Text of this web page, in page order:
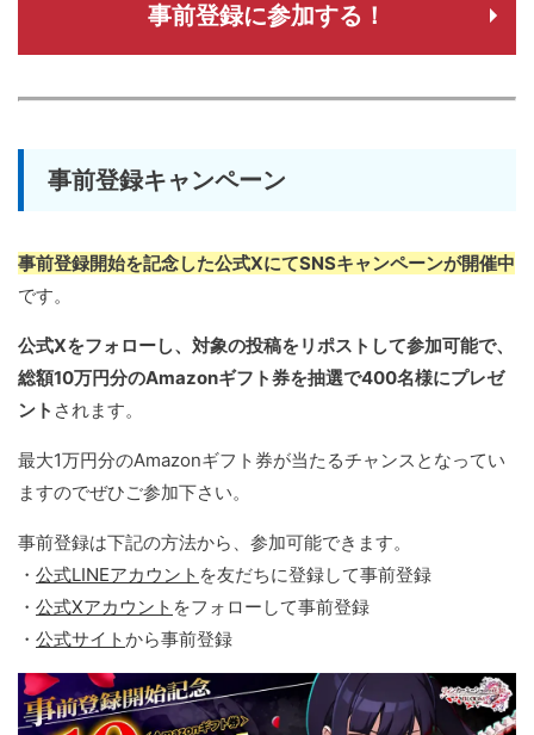
事前登録に参加する！
事前登録キャンペーン
事前登録開始を記念した公式XにてSNSキャンペーンが開催中
です。
公式Xをフォローし、対象の投稿をリポストして参加可能で、
総額10万円分のAmazonギフト券を抽選で400名様にプレゼ
ント されます。
最大1万円分のAmazonギフト券が当たるチャンスとなってい
ますのでぜひご参加下さい。
事前登録は下記の方法から、参加可能できます。
・ 公式LINEアカウント を友だちに登録して事前登録
・ 公式Xアカウント をフォローして事前登録
・ 公式サイトから事前登録